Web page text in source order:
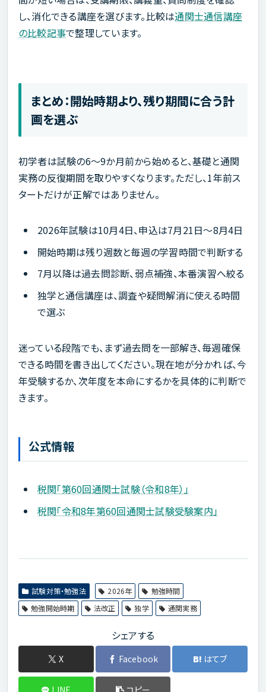
し、消化できる講座を選びます。比較は通関士通信講座
の比較記事で整理しています。
まとめ：開始時期より、残り期間に合う計
画を選ぶ
初学者は試験の6～9か月前から始めると、基礎と通関
実務の反復期間を取りやすくなります。ただし、1年前ス
タートだけが正解ではありません。
2026年試験は10月4日、申込は7月21日～8月4日
開始時期は残り週数と毎週の学習時間で判断する
7月以降は過去問診断、弱点補強、本番演習へ絞る
独学と通信講座は、調査や疑問解消に使える時間
で選ぶ
迷っている段階でも、まず過去問を一部解き、毎週確保
できる時間を書き出してください。現在地が分かれば、今
年受験するか、次年度を本命にするかを具体的に判断で
きます。
公式情報
税関「第60回通関士試験（令和8年）」
税関「令和8年第60回通関士試験受験案内」
試験対策・勉強法 2026年
勉強時間
勉強開始時期
法改正 独学 通関実務
シェアする
X Facebook はてブ